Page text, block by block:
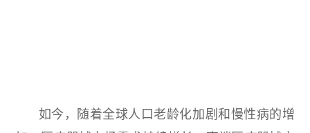
如今，随着全球人口老龄化加剧和慢性病的增